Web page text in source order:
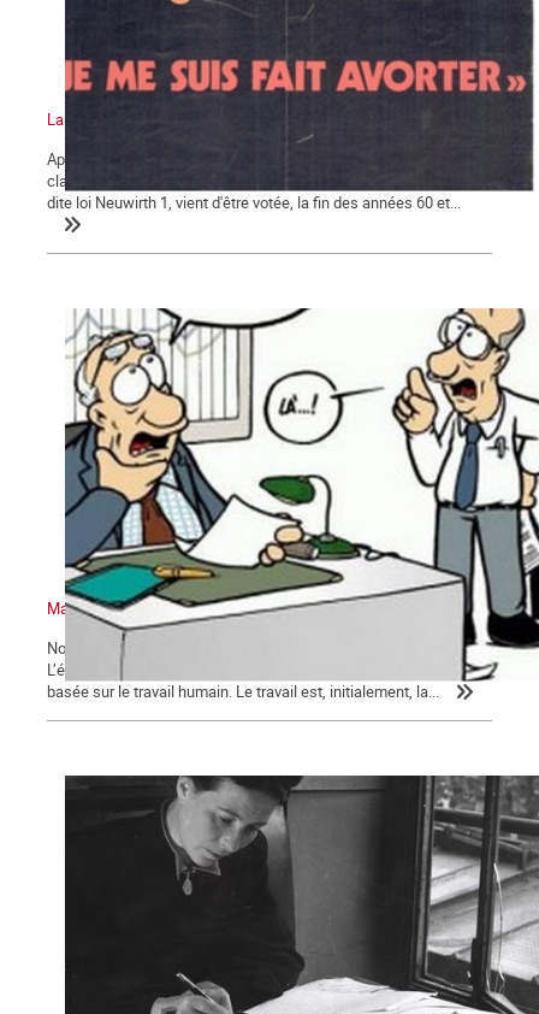
La bataille pour la légalisation de l'avortement en France (suite)
Après les constats accablants des dégâts dus aux avortements
clandestins, et alors que la loi sur la prophylaxie des naissances,
dite loi Neuwirth 1, vient d'être votée, la fin des années 60 et...
Marxisme économie – 2 : Retour sur quelques idées reçues
Nous poursuivons ici notre exposé sur l’économie et le marxisme.
L’économie, comme nous l’avons précédemment montré, est
basée sur le travail humain. Le travail est, initialement, la...